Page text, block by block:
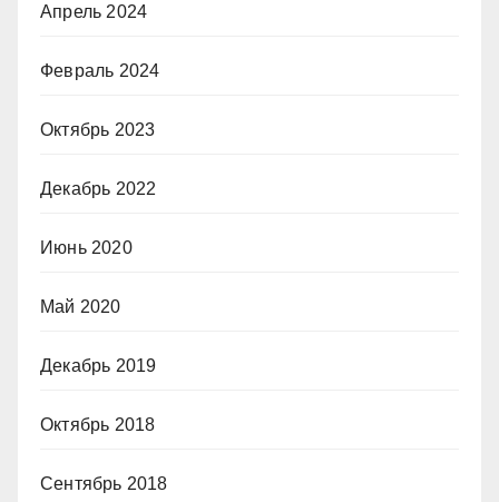
Апрель 2024
Февраль 2024
Октябрь 2023
Декабрь 2022
Июнь 2020
Май 2020
Декабрь 2019
Октябрь 2018
Сентябрь 2018